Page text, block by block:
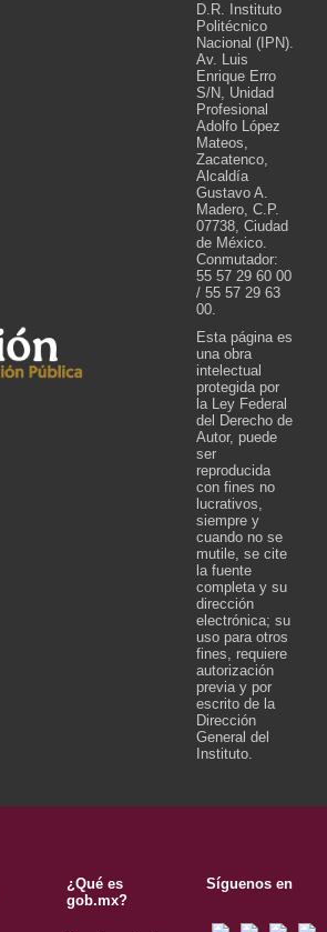
D.R. Instituto
Politécnico
Nacional (IPN).
Av. Luis
Enrique Erro
S/N, Unidad
Profesional
Adolfo López
Mateos,
Zacatenco,
Alcaldía
Gustavo A.
Madero, C.P.
07738, Ciudad
de México.
Conmutador:
55 57 29 60 00
/ 55 57 29 63
00.
Esta página es
una obra
intelectual
protegida por
la Ley Federal
del Derecho de
Autor, puede
ser
reproducida
con fines no
lucrativos,
siempre y
cuando no se
mutile, se cite
la fuente
completa y su
dirección
electrónica; su
uso para otros
fines, requiere
autorización
previa y por
escrito de la
Dirección
General del
Instituto.
¿Qué es
gob.mx?
Síguenos en